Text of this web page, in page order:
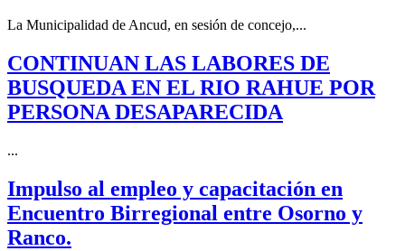
La Municipalidad de Ancud, en sesión de concejo,...
CONTINUAN LAS LABORES DE
BUSQUEDA EN EL RIO RAHUE POR
PERSONA DESAPARECIDA
...
Impulso al empleo y capacitación en
Encuentro Birregional entre Osorno y
Ranco.